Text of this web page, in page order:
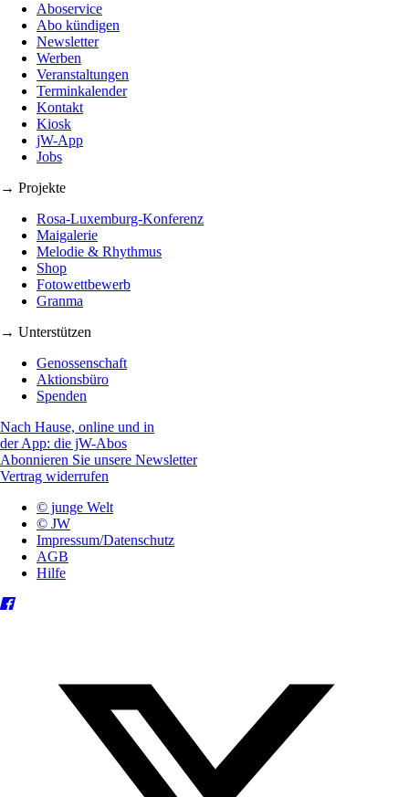
Aboservice
Abo kündigen
Newsletter
Werben
Veranstaltungen
Terminkalender
Kontakt
Kiosk
jW-App
Jobs
→ Projekte
Rosa-Luxemburg-Konferenz
Maigalerie
Melodie & Rhythmus
Shop
Fotowettbewerb
Granma
→ Unterstützen
Genossenschaft
Aktionsbüro
Spenden
Nach Hause, online und in
der App: die jW-Abos
Abonnieren Sie unsere Newsletter
Vertrag widerrufen
© junge Welt
© JW
Impressum/Datenschutz
AGB
Hilfe